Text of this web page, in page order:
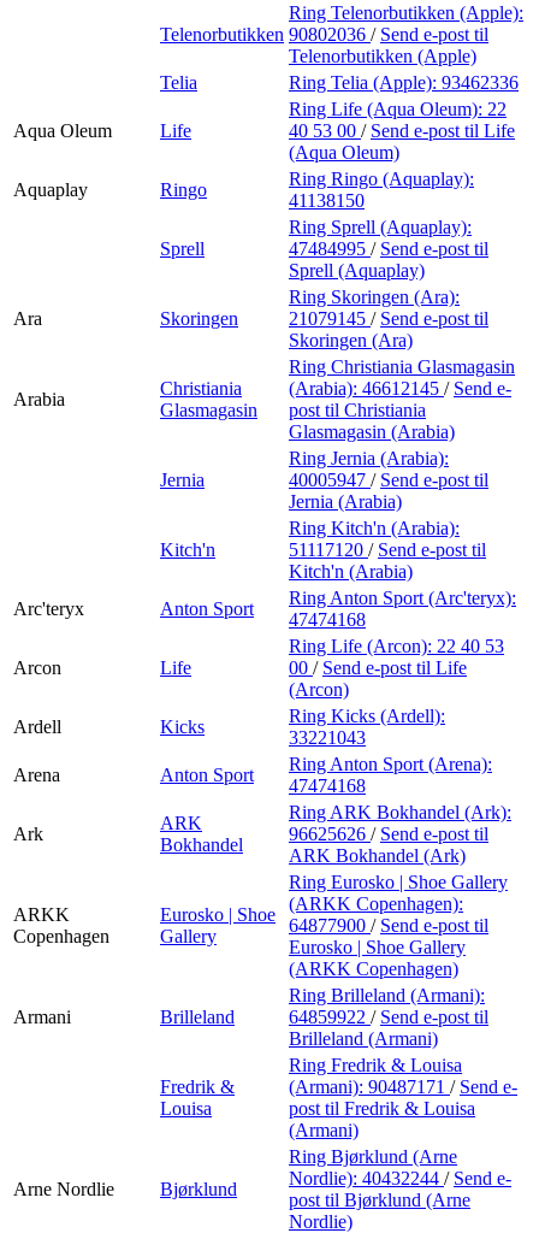
Telenorbutikken
Ring Telenorbutikken (Apple):
90802036 / Send e-post til
Telenorbutikken (Apple)
Telia
Ring Telia (Apple): 93462336
Aqua Oleum Life
Ring Life (Aqua Oleum): 22
40 53 00 / Send e-post til Life
(Aqua Oleum)
Aquaplay
Ringo
Ring Ringo (Aquaplay):
41138150
Sprell
Ring Sprell (Aquaplay):
47484995 / Send e-post til
Sprell (Aquaplay)
Ara Skoringen
Ring Skoringen (Ara):
21079145 / Send e-post til
Skoringen (Ara)
Arabia
Christiania
Glasmagasin
Ring Christiania Glasmagasin
(Arabia): 46612145 / Send e-
post til Christiania
Glasmagasin (Arabia)
Jernia
Ring Jernia (Arabia):
40005947 / Send e-post til
Jernia (Arabia)
Kitch'n
Ring Kitch'n (Arabia):
51117120 / Send e-post til
Kitch'n (Arabia)
Arc'teryx
Anton Sport
Ring Anton Sport (Arc'teryx):
47474168
Arcon Life
Ring Life (Arcon): 22 40 53
00 / Send e-post til Life
(Arcon)
Ardell
Kicks
Ring Kicks (Ardell):
33221043
Arena
Anton Sport
Ring Anton Sport (Arena):
47474168
Ark
ARK
Bokhandel
Ring ARK Bokhandel (Ark):
96625626 / Send e-post til
ARK Bokhandel (Ark)
ARKK
Copenhagen
Eurosko | Shoe
Gallery
Ring Eurosko | Shoe Gallery
(ARKK Copenhagen):
64877900 / Send e-post til
Eurosko | Shoe Gallery
(ARKK Copenhagen)
Armani Brilleland
Ring Brilleland (Armani):
64859922 / Send e-post til
Brilleland (Armani)
Fredrik &
Louisa
Ring Fredrik & Louisa
(Armani): 90487171 / Send e-
post til Fredrik & Louisa
(Armani)
Arne Nordlie Bjørklund
Ring Bjørklund (Arne
Nordlie): 40432244 / Send e-
post til Bjørklund (Arne
Nordlie)